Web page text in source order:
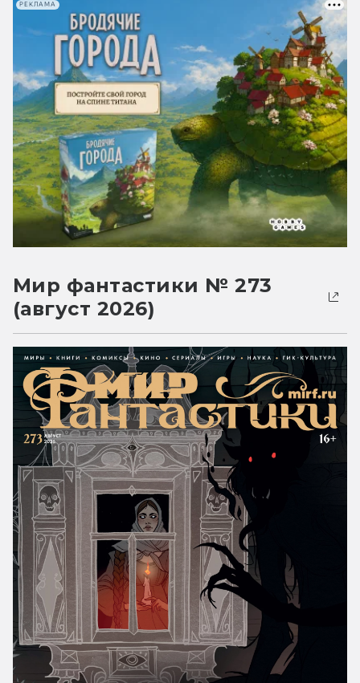
РЕКЛАМА
Мир фантастики № 273
(август 2026)